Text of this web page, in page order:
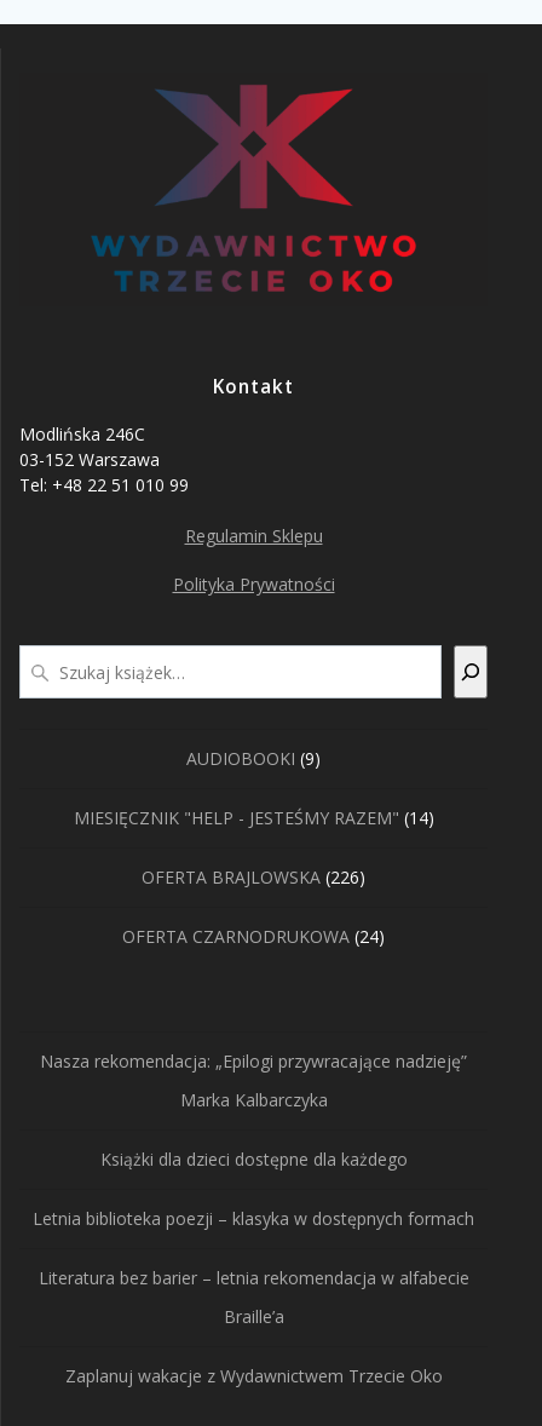
Kontakt
Modlińska 246C
03-152 Warszawa
Tel: +48 22 51 010 99
Regulamin Sklepu
Polityka Prywatności
AUDIOBOOKI 99
MIESIĘCZNIK "HELP - JESTEŚMY RAZEM" 1414
OFERTA BRAJLOWSKA 226226
OFERTA CZARNODRUKOWA 2424
Nasza rekomendacja: „Epilogi przywracające nadzieję”
Marka Kalbarczyka
Książki dla dzieci dostępne dla każdego
Letnia biblioteka poezji – klasyka w dostępnych formach
Literatura bez barier – letnia rekomendacja w alfabecie
Braille’a
Zaplanuj wakacje z Wydawnictwem Trzecie Oko